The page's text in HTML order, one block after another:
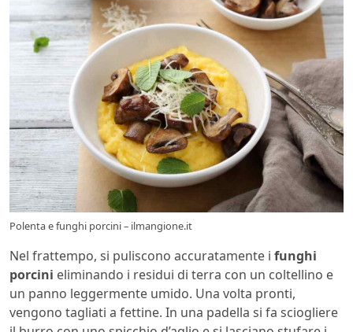
Polenta e funghi porcini – ilmangione.it
Nel frattempo, si puliscono accuratamente i funghi
porcini eliminando i residui di terra con un coltellino e
un panno leggermente umido. Una volta pronti,
vengono tagliati a fettine. In una padella si fa sciogliere